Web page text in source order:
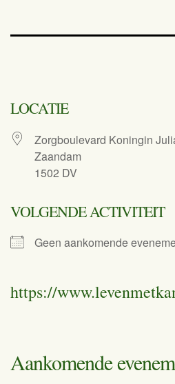
LOCATIE
Zorgboulevard Koningin
Zaandam
1502 DV
VOLGENDE ACTIVITEIT
Geen aankomende
https://
Aankomende